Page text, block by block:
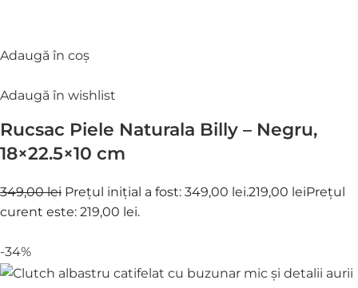
Adaugă în coș
Adaugă în wishlist
Rucsac Piele Naturala Billy – Negru,
18×22.5×10 cm
349,00 lei Prețul inițial a fost: 349,00 lei.219,00 leiPrețul
curent este: 219,00 lei.
-34%